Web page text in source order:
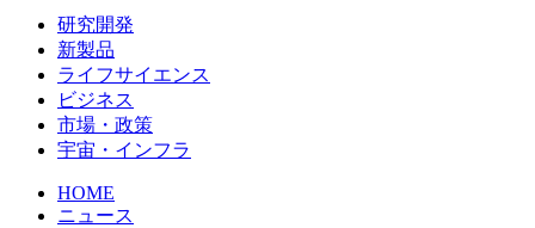
研究開発
新製品
ライフサイエンス
ビジネス
市場・政策
宇宙・インフラ
HOME
ニュース